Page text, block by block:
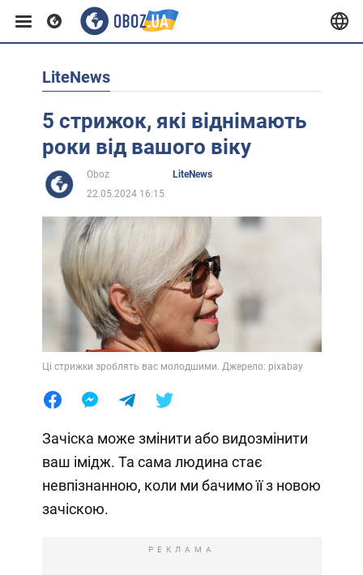
Європа
США
Африка
Лайфхаки
LiteNews
5 стрижок, які віднімають
роки від вашого віку
Oboz
LiteNews
22.05.2024 16:15
Ці стрижки зроблять вас молодшими. Джерело: pixabay
Зачіска може змінити або видозмінити
ваш імідж. Та сама людина стає
невпізнанною, коли ми бачимо її з новою
зачіскою.
РЕКЛАМА